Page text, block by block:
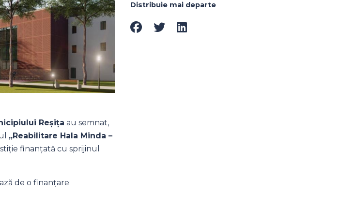
Reșița au semnat,
„Reabilitare Hala Minda –
finanțată cu sprijinul
de o finanțare
Distribuie mai departe